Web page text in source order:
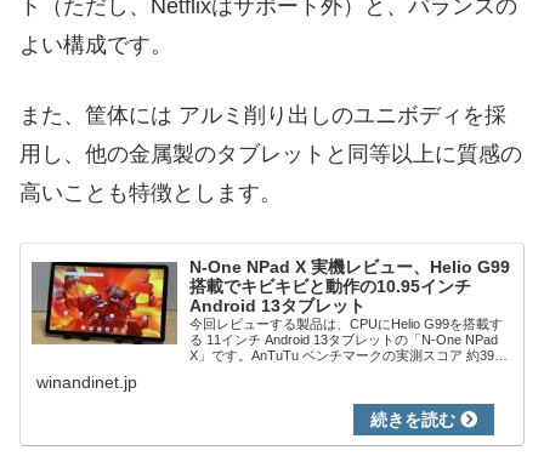
ト（ただし、Netflixはサポート外）と、バランスの
よい構成です。
また、筐体には アルミ削り出しのユニボディを採
用し、他の金属製のタブレットと同等以上に質感の
高いことも特徴とします。
N-One NPad X 実機レビュー、Helio G99
搭載でキビキビと動作の10.95インチ
Android 13タブレット
今回レビューする製品は、CPUにHelio G99を搭載す
る 11インチ Android 13タブレットの「N-One NPad
X」です。AnTuTu ベンチマークの実測スコア 約39万
winandinet.jp